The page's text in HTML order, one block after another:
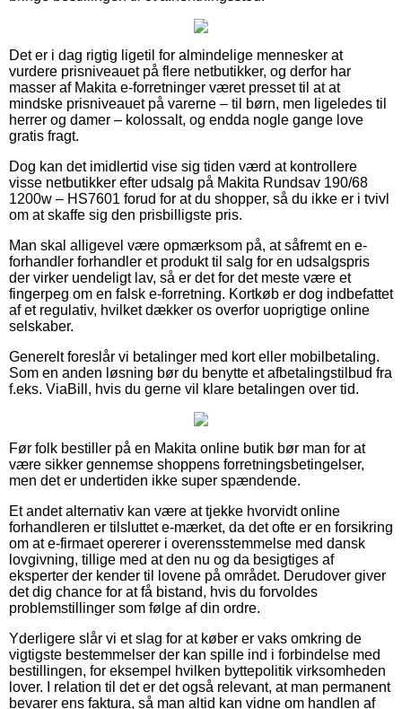
Det er i dag rigtig ligetil for almindelige mennesker at
vurdere prisniveauet på flere netbutikker, og derfor har
masser af Makita e-forretninger været presset til at at
mindske prisniveauet på varerne – til børn, men ligeledes til
herrer og damer – kolossalt, og endda nogle gange love
gratis fragt.
Dog kan det imidlertid vise sig tiden værd at kontrollere
visse netbutikker efter udsalg på Makita Rundsav 190/68
1200w – HS7601 forud for at du shopper, så du ikke er i tvivl
om at skaffe sig den prisbilligste pris.
Man skal alligevel være opmærksom på, at såfremt en e-
forhandler forhandler et produkt til salg for en udsalgspris
der virker uendeligt lav, så er det for det meste være et
fingerpeg om en falsk e-forretning. Kortkøb er dog indbefattet
af et regulativ, hvilket dækker os overfor uoprigtige online
selskaber.
Generelt foreslår vi betalinger med kort eller mobilbetaling.
Som en anden løsning bør du benytte et afbetalingstilbud fra
f.eks. ViaBill, hvis du gerne vil klare betalingen over tid.
Før folk bestiller på en Makita online butik bør man for at
være sikker gennemse shoppens forretningsbetingelser,
men det er undertiden ikke super spændende.
Et andet alternativ kan være at tjekke hvorvidt online
forhandleren er tilsluttet e-mærket, da det ofte er en forsikring
om at e-firmaet opererer i overensstemmelse med dansk
lovgivning, tillige med at den nu og da besigtiges af
eksperter der kender til lovene på området. Derudover giver
det dig chance for at få bistand, hvis du forvoldes
problemstillinger som følge af din ordre.
Yderligere slår vi et slag for at køber er vaks omkring de
vigtigste bestemmelser der kan spille ind i forbindelse med
bestillingen, for eksempel hvilken byttepolitik virksomheden
lover. I relation til det er det også relevant, at man permanent
bevarer ens faktura, så man altid kan vidne om handlen af